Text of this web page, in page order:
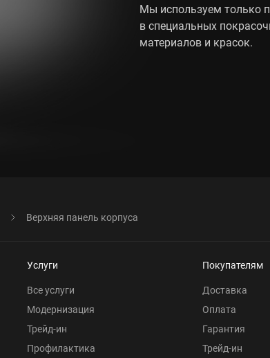
Мы используем только
в специальных
материалов и красок.
Верхняя панель корпуса
Услуги
Все услуги
Модернизация
Трейд-ин
Профилактика
Покупателям
Доставка
Оплата
Гарантия
Трейд-ин